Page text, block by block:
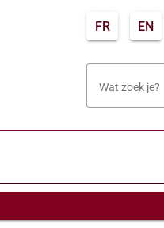
FR EN
Wat zoek je?